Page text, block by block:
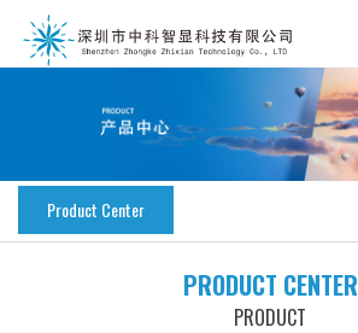
Product Center
PRODUCT CENTER
PRODUCT